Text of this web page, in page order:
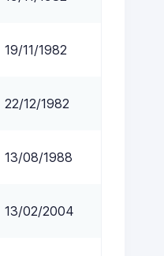
19/11/1982
22/12/1982
13/08/1988
13/02/2004